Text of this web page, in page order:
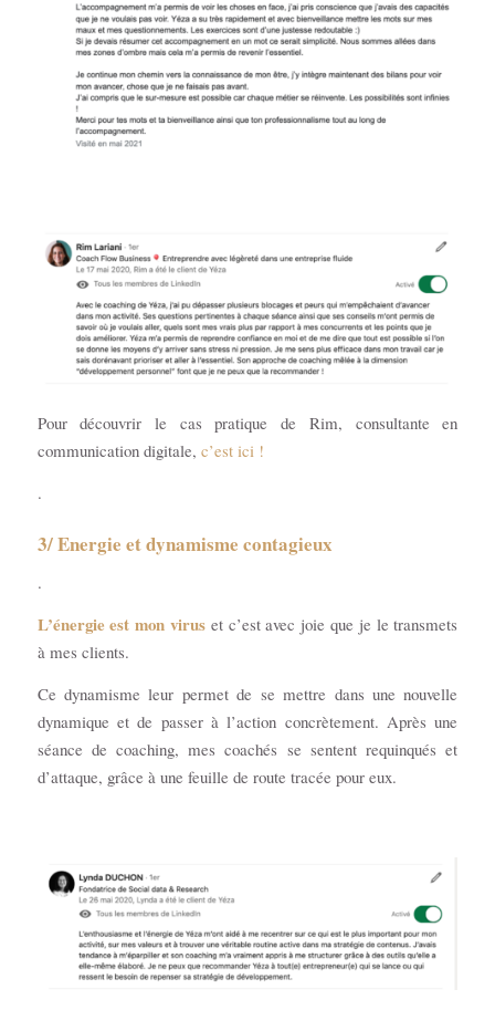
Pour découvrir le cas pratique de Rim, consultante en
communication digitale, c’est ici !
.
3/ Energie et dynamisme contagieux
.
L’énergie est mon virus et c’est avec joie que je le transmets
à mes clients.
Ce dynamisme leur permet de se mettre dans une nouvelle
dynamique et de passer à l’action concrètement. Après une
séance de coaching, mes coachés se sentent requinqués et
d’attaque, grâce à une feuille de route tracée pour eux.